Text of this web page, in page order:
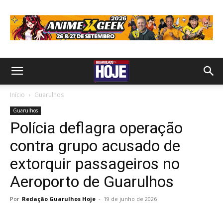
Início Guarulhos
Guarulhos
Polícia deflagra operação
contra grupo acusado de
extorquir passageiros no
Aeroporto de Guarulhos
Por Redação Guarulhos Hoje - 19 de junho de 2026